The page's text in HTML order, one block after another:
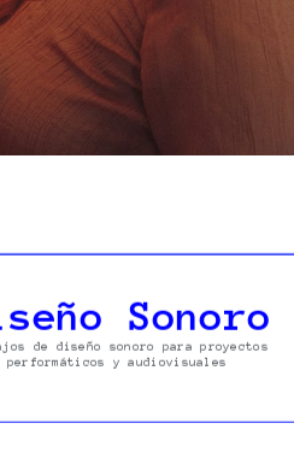
Sonoro
de diseño sonoro para proyectos
performáticos y audiovisuales